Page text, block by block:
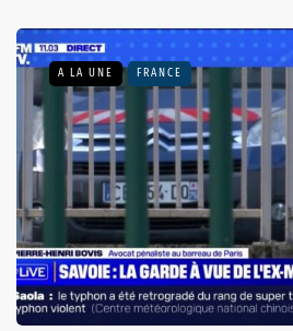
A LA UNE FRANCE